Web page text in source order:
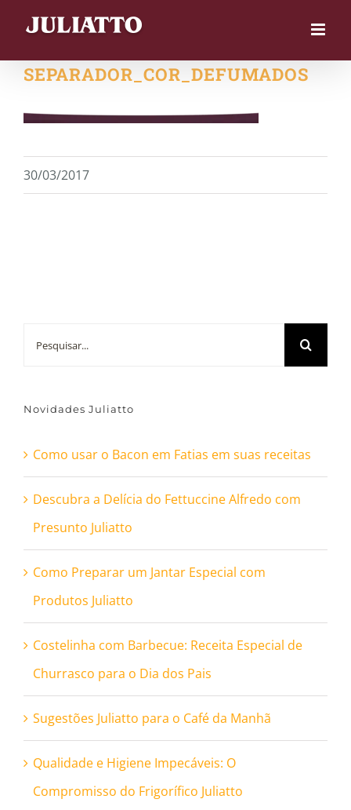
contentSEPARADOR_COR_DEFUMADOS
30/03/2017
Novidades Juliatto
Como usar o Bacon em Fatias em suas receitas
Descubra a Delícia do Fettuccine Alfredo com
Presunto Juliatto
Como Preparar um Jantar Especial com
Produtos Juliatto
Costelinha com Barbecue: Receita Especial de
Churrasco para o Dia dos Pais
Sugestões Juliatto para o Café da Manhã
Qualidade e Higiene Impecáveis: O
Compromisso do Frigorífico Juliatto